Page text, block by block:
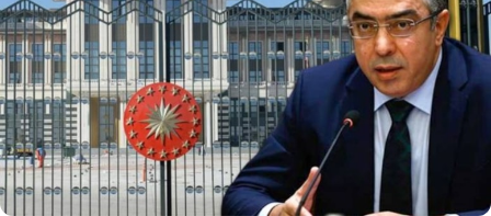
CHP’li Salih Uzun, Cumhurbaşkanı
Başdanışmanı Mehmet Uçum’un
kaleme aldığı yazıya sert sözlerle karşı
çıktı.